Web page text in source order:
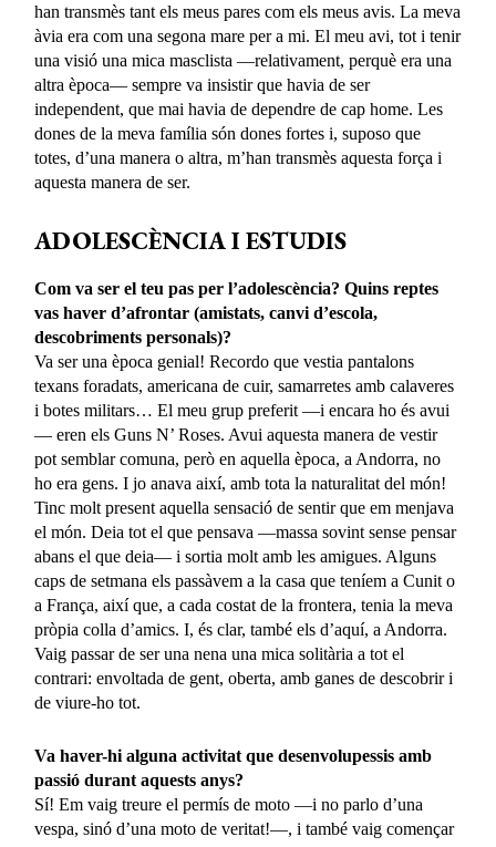
han transmès tant els meus pares com els meus avis. La meva
àvia era com una segona mare per a mi. El meu avi, tot i tenir
una visió una mica masclista —relativament, perquè era una
altra època— sempre va insistir que havia de ser
independent, que mai havia de dependre de cap home. Les
dones de la meva família són dones fortes i, suposo que
totes, d’una manera o altra, m’han transmès aquesta força i
aquesta manera de ser.
ADOLESCÈNCIA I ESTUDIS
Com va ser el teu pas per l’adolescència? Quins reptes
vas haver d’afrontar (amistats, canvi d’escola,
descobriments personals)?
Va ser una època genial! Recordo que vestia pantalons
texans foradats, americana de cuir, samarretes amb calaveres
i botes militars… El meu grup preferit —i encara ho és avui
— eren els Guns N’ Roses. Avui aquesta manera de vestir
pot semblar comuna, però en aquella època, a Andorra, no
ho era gens. I jo anava així, amb tota la naturalitat del món!
Tinc molt present aquella sensació de sentir que em menjava
el món. Deia tot el que pensava —massa sovint sense pensar
abans el que deia— i sortia molt amb les amigues. Alguns
caps de setmana els passàvem a la casa que teníem a Cunit o
a França, així que, a cada costat de la frontera, tenia la meva
pròpia colla d’amics. I, és clar, també els d’aquí, a Andorra.
Vaig passar de ser una nena una mica solitària a tot el
contrari: envoltada de gent, oberta, amb ganes de descobrir i
de viure-ho tot.
Va haver-hi alguna activitat que desenvolupessis amb
passió durant aquests anys?
Sí! Em vaig treure el permís de moto —i no parlo d’una
vespa, sinó d’una moto de veritat!—, i també vaig començar